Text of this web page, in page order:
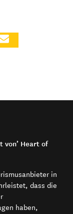
von’ Heart of
in
dass die
haben,